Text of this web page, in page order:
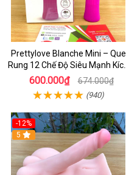
Prettylove Blanche Mini – Que
Rung 12 Chế Độ Siêu Mạnh Kích
Thích Điểm G Đê Mê
600.000₫ 674.000₫
(940)
-12%
5